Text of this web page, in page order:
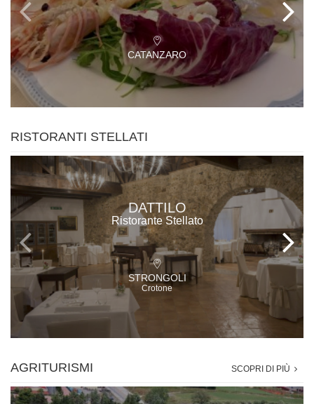
CATANZARO
RISTORANTI STELLATI
DATTILO
Ristorante Stellato
STRONGOLI
Crotone
AGRITURISMI SCOPRI DI PIÙ